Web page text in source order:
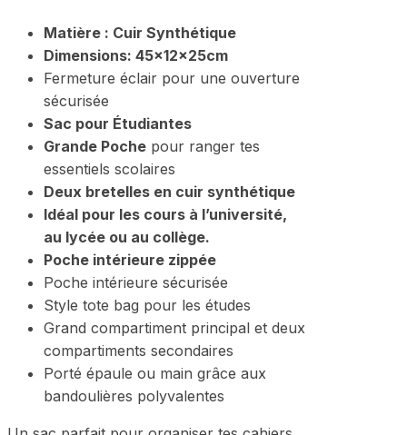
Matière : Cuir Synthétique
Dimensions: 45x12x25cm
Fermeture éclair pour une ouverture
sécurisée
Sac pour Étudiantes
Grande Poche pour ranger tes
essentiels scolaires
Deux bretelles en cuir synthétique
Idéal pour les cours à l’université,
au lycée ou au collège.
Poche intérieure zippée
Poche intérieure sécurisée
Style tote bag pour les études
Grand compartiment principal et deux
compartiments secondaires
Porté épaule ou main grâce aux
bandoulières polyvalentes